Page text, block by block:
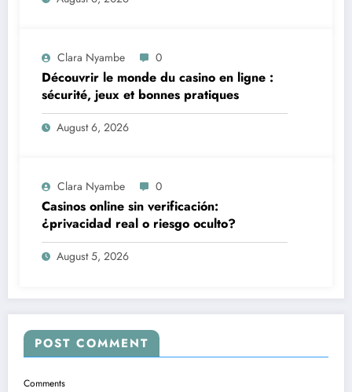
Clara Nyambe 0
Découvrir le monde du casino en ligne :
sécurité, jeux et bonnes pratiques
August 6, 2026
Clara Nyambe 0
Casinos online sin verificación:
¿privacidad real o riesgo oculto?
August 5, 2026
POST COMMENT
Comments